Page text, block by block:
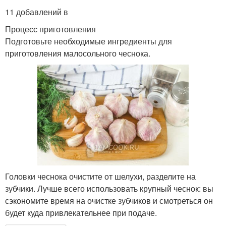
11 добавлений в
Процесс приготовления
Подготовьте необходимые ингредиенты для
приготовления малосольного чеснока.
Головки чеснока очистите от шелухи, разделите на
зубчики. Лучше всего использовать крупный чеснок: вы
сэкономите время на очистке зубчиков и смотреться он
будет куда привлекательнее при подаче.